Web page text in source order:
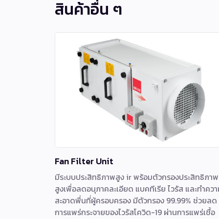
สินค้าอื่น ๆ
Fan Filter Unit
มีระบบประสิทธิภาพสูง ir พร้อมตัวกรองประสิทธิภาพ
สูงเพื่อลดอนุภาคละเอียด แบคทีเรีย ไวรัส และทำคว
สะอาดพื่นที่ผู้ครอบครอง มีตัวกรอง 99.99% ช่วยลด
การแพร่กระจายของไวรัสโควิด-19 ผ่านการแพร่เชื้อ